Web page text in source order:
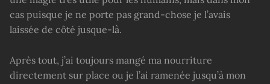
cas puisque je ne porte pas grand-chose je l’avais
laissée de côté jusque-là.
Après tout, j’ai toujours mangé ma nourriture
directement sur place ou je l’ai ramenée jusqu’à mon